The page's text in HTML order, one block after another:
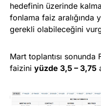
hedefinin üzerinde
fonlama faiz aralığında
gerekli olabileceğini
Mart toplantısı sonunda
faizini yüzde 3,5 – 3,75